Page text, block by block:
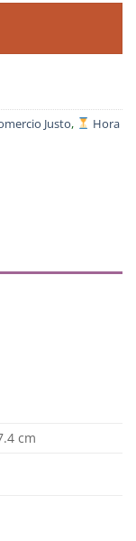
Justo,
Hora
cm